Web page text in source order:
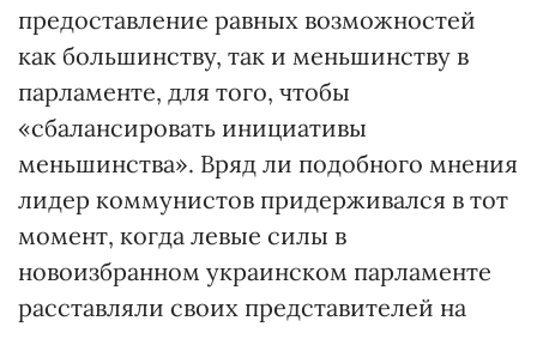
предоставление равных возможностей
как большинству, так и меньшинству в
парламенте, для того, чтобы
«сбалансировать инициативы
меньшинства». Вряд ли подобного мнения
лидер коммунистов придерживался в тот
момент, когда левые силы в
новоизбранном украинском парламенте
расставляли своих представителей на